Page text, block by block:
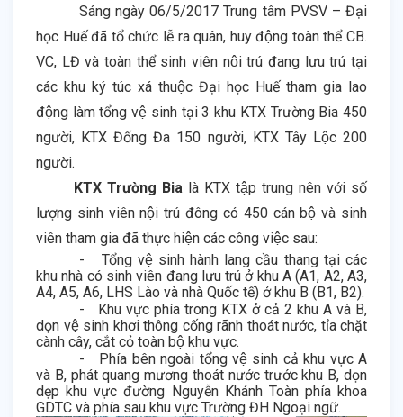
Sáng ngày 06/5/2017 Trung tâm PVSV – Đại
học Huế đã tổ chức lễ ra quân, huy động toàn thể CB.
VC, LĐ và toàn thể sinh viên nội trú đang lưu trú tại
các khu ký túc xá thuộc Đại học Huế tham gia lao
động làm tổng vệ sinh tại 3 khu KTX Trường Bia 450
người, KTX Đống Đa 150 người, KTX Tây Lộc 200
người.
KTX Trường Bia là KTX tập trung nên với số
lượng sinh viên nội trú đông có 450 cán bộ và sinh
viên tham gia đã thực hiện các công việc sau:
-
Tổng vệ sinh hành lang cầu thang tại các
khu nhà có sinh viên đang lưu trú ở khu A (A1, A2, A3,
A4, A5, A6, LHS Lào và nhà Quốc tế) ở khu B (B1, B2).
-
Khu vực phía trong KTX ở cả 2 khu A và B,
dọn vệ sinh khơi thông cống rãnh thoát nước, tỉa chặt
cành cây, cắt cỏ toàn bộ khu vực.
-
Phía bên ngoài tổng vệ sinh cả khu vực A
và B, phát quang mương thoát nước trước khu B, dọn
dẹp khu vực đường Nguyễn Khánh Toàn phía khoa
GDTC và phía sau khu vực Trường ĐH Ngoại ngữ.